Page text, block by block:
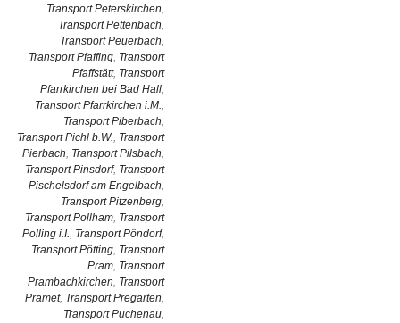
Transport Peterskirchen,
Transport Pettenbach,
Transport Peuerbach,
Transport Pfaffing, Transport
Pfaffstätt, Transport
Pfarrkirchen bei Bad Hall,
Transport Pfarrkirchen i.M.,
Transport Piberbach,
Transport Pichl b.W., Transport
Pierbach, Transport Pilsbach,
Transport Pinsdorf, Transport
Pischelsdorf am Engelbach,
Transport Pitzenberg,
Transport Pollham, Transport
Polling i.I., Transport Pöndorf,
Transport Pötting, Transport
Pram, Transport
Prambachkirchen, Transport
Pramet, Transport Pregarten,
Transport Puchenau,